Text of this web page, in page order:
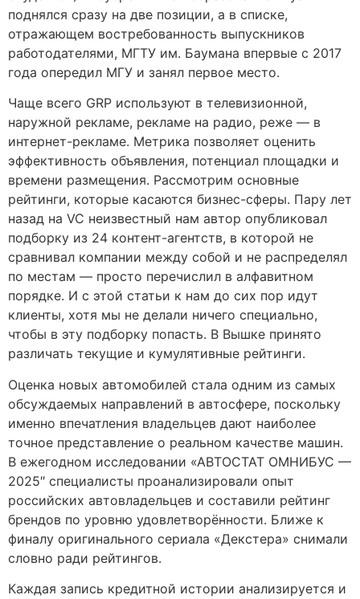
поднялся сразу на две позиции, а в списке,
отражающем востребованность выпускников
работодателями, МГТУ им. Баумана впервые с 2017
года опередил МГУ и занял первое место.
Чаще всего GRP используют в телевизионной,
наружной рекламе, рекламе на радио, реже — в
интернет-рекламе. Метрика позволяет оценить
эффективность объявления, потенциал площадки и
времени размещения. Рассмотрим основные
рейтинги, которые касаются бизнес-сферы. Пару лет
назад на VC неизвестный нам автор опубликовал
подборку из 24 контент-агентств, в которой не
сравнивал компании между собой и не распределял
по местам — просто перечислил в алфавитном
порядке. И с этой статьи к нам до сих пор идут
клиенты, хотя мы не делали ничего специально,
чтобы в эту подборку попасть. В Вышке принято
различать текущие и кумулятивные рейтинги.
Оценка новых автомобилей стала одним из самых
обсуждаемых направлений в автосфере, поскольку
именно впечатления владельцев дают наиболее
точное представление о реальном качестве машин.
В ежегодном исследовании «АВТОСТАТ ОМНИБУС —
2025″ специалисты проанализировали опыт
российских автовладельцев и составили рейтинг
брендов по уровню удовлетворённости. Ближе к
финалу оригинального сериала «Декстера» снимали
словно ради рейтингов.
Каждая запись кредитной истории анализируется и